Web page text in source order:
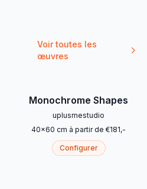
Voir toutes les
œuvres
Monochrome Shapes
uplusmestudio
40x60 cm à partir de €181,-
Configurer